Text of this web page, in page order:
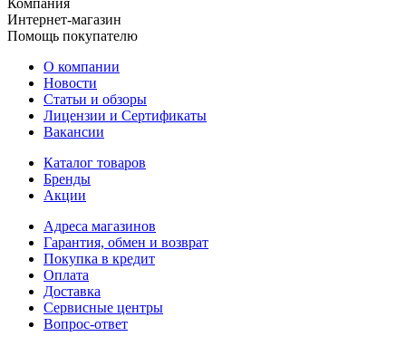
Компания
Интернет-магазин
Помощь покупателю
О компании
Новости
Статьи и обзоры
Лицензии и Сертификаты
Вакансии
Каталог товаров
Бренды
Акции
Адреса магазинов
Гарантия, обмен и возврат
Покупка в кредит
Оплата
Доставка
Сервисные центры
Вопрос-ответ